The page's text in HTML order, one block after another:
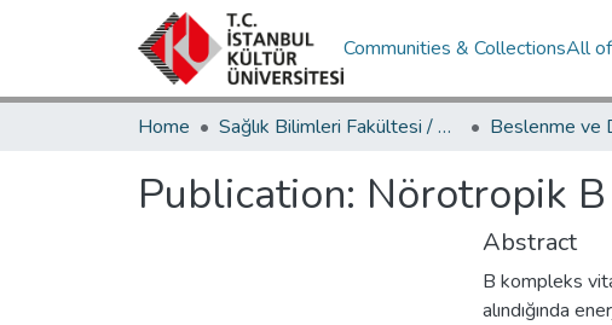
Communities & CollectionsAll
Home Sağlık Bilimleri Fakültesi / Faculty of Health Sciences
Publication: Nörotropik
Abstract
B kompleks
alındığında